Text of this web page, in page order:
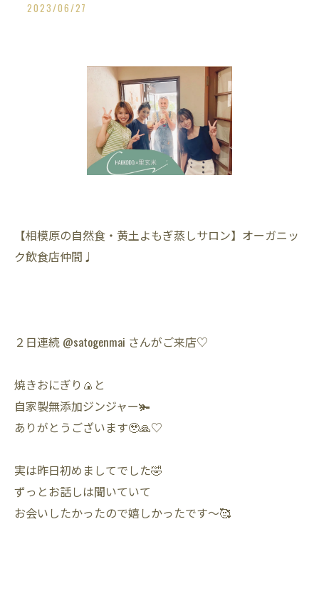
2023/06/27
【相模原の自然食・黄土よもぎ蒸しサロン】オーガニッ
ク飲食店仲間♩
２日連続 @satogenmai さんがご来店♡
焼きおにぎり🍙と
自家製無添加ジンジャー🫚
ありがとうございます🥹🙏♡
実は昨日初めましてでした🤣
ずっとお話しは聞いていて
お会いしたかったので嬉しかったです〜🥰